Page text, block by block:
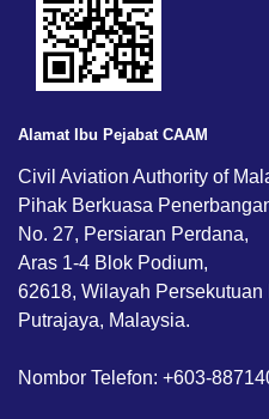
Alamat Ibu Pejabat CAAM
Civil Aviation Authority of
Pihak Berkuasa
No. 27, Persiaran Perdana,
Aras 1-4 Blok Podium,
62618, Wilayah Persekutuan
Putrajaya, Malaysia.
Nombor Telefon: +603-